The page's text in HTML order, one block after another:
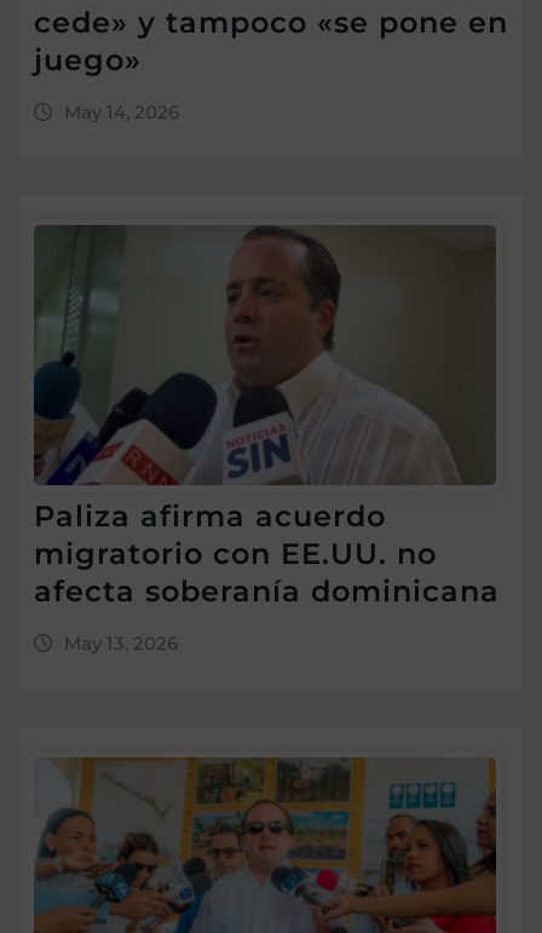
cede» y tampoco «se pone en
juego»
May 14, 2026
Paliza afirma acuerdo
migratorio con EE.UU. no
afecta soberanía dominicana
May 13, 2026